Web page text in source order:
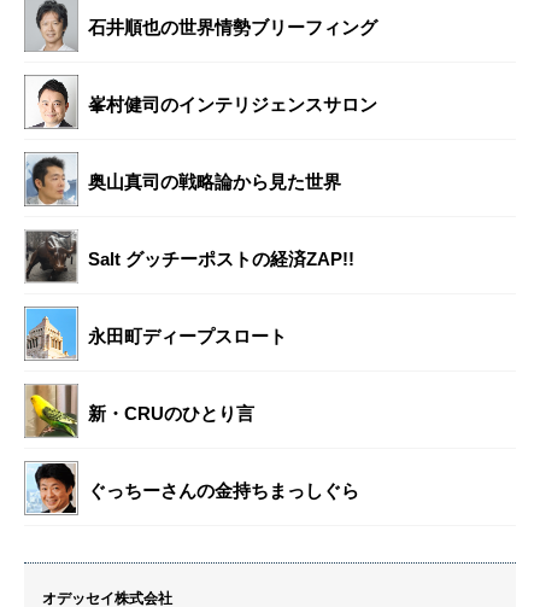
石井順也の世界情勢ブリーフィング
峯村健司のインテリジェンスサロン
奥山真司の戦略論から見た世界
Salt グッチーポストの経済ZAP!!
永田町ディープスロート
新・CRUのひとり言
ぐっちーさんの金持ちまっしぐら
オデッセイ株式会社